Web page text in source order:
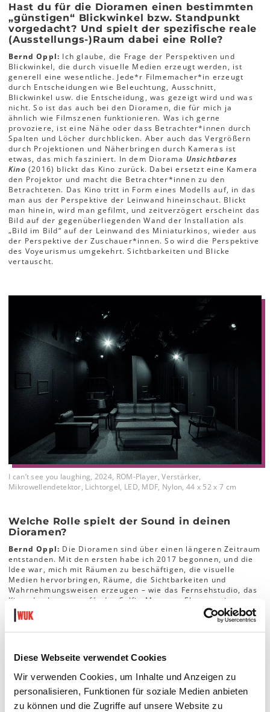
Diese Webseite verwendet Cookies
Wir verwenden Cookies, um Inhalte und Anzeigen zu
personalisieren, Funktionen für soziale Medien anbieten
zu können und die Zugriffe auf unsere Website zu
Hast du für die Dioramen einen bestimmten
„günstigen“ Blickwinkel bzw. Standpunkt
vorgedacht? Und spielt der spezifische reale
(Ausstellungs-)Raum dabei eine Rolle?
Bernd Oppl: Ich glaube, die Frage der Perspektiven und
Blickwinkel, die durch visuelle Medien erzeugt werden, ist
generell eine wesentliche. Jede*r Filmemacher*in erzeugt
durch Entscheidungen wie Beleuchtung, Ausschnitt,
Blickwinkel usw. die Entscheidung, was gezeigt wird und was
nicht. So ist das auch bei den Dioramen, die für mich ja
ähnlich wie Filmszenen funktionieren. Was ich gerne
provoziere, ist eine Nähe oder dass Betrachter*innen durch
Spalten und Löcher durchblicken. Aber auch das Vergrößern
durch Projektionen und Näherbringen durch Kameras ist
etwas, das mich fasziniert. In dem Diorama Unsichtbares
Kino (2016) blickt das Kino zurück. Dabei ersetzt eine Kamera
den Projektor und macht die Betrachter*innen zu den
Betrachteten. Das Kino tritt in Form eines Modells auf, in das
man aus der Perspektive der Leinwand hineinschaut. Blickt
man hinein, wird man gefilmt, und zeitverzögert erscheint das
Bild auf der gegenüberliegenden Wand der Installation als
„Bild im Bild“ auf der Leinwand des Miniaturkinos, wieder aus
der Perspektive der Zuschauer*innen. So wird die Perspektive
des Voyeurismus umgekehrt. Sichtbarkeiten und Blicke
vertauscht.
I can’t see you laughing, 2024, ROM-Player, Verstärker,
Mikrowellendetektor, Lichtorgel, LED, MDF, Nylon, 44 x 52 x 7 cm
Welche Rolle spielt der Sound in deinen
Dioramen?
Bernd Oppl: Die Dioramen sind über einen längeren Zeitraum
entstanden. Mit den ersten habe ich 2017 begonnen, und die
Idee war, mich mit Räumen zu beschäftigen, die visuelle
Medien hervorbringen, Räume, die Sichtbarkeiten und
Wahrnehmungsweisen erzeugen – wie das Fernsehstudio, das
Kino, das Internetcafé, das Selfie-Museum. Ebenso private
Räume, in denen zum Beispiel ein Laptop auf dem Bett
liegt (Sleep Mode
, 2018). Auch hier überschneiden sich
virtuelle und physische Räume und die Grenzen
Dunkelheit erzeugen soll, um die Konzentration ganz auf das
Medium, das dort präsentiert wird, zu fokussieren.
Interessant finde ich an der Black Box, dass sie versucht, den
physischen Raum auszublenden und unsichtbar zu machen.